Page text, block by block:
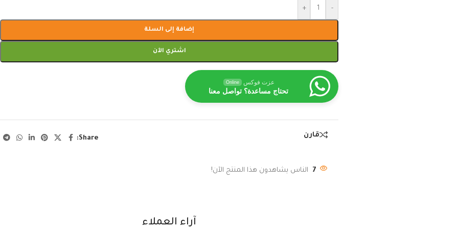
-
+
إضافة إلى السلة
اشتري الآن
عزت فوكس Online
تحتاج مساعدة؟ تواصل معنا
قارن Share:
7 الناس يشاهدون هذا المنتج الآن!
آراء العملاء